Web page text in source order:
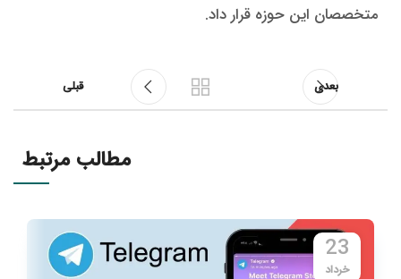
متخصصان این حوزه قرار داد.
بعدی قبلی
مطالب مرتبط
23
خرداد